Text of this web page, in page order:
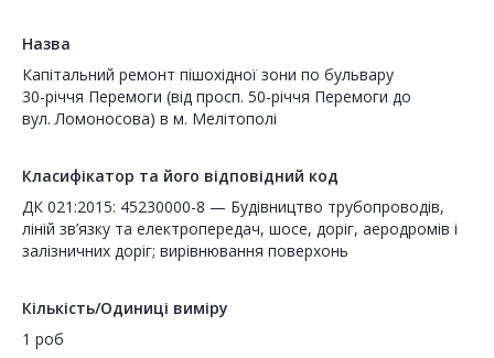
Назва
Капітальний ремонт пішохідної зони по бульвару
30-річчя Перемоги (від просп. 50-річчя Перемоги до
вул. Ломоносова) в м. Мелітополі
Класифікатор та його відповідний код
ДК 021:2015: 45230000-8 — Будівництво трубопроводів,
ліній зв’язку та електропередач, шосе, доріг, аеродромів і
залізничних доріг; вирівнювання поверхонь
Кількість/Одиниці виміру
1 роб